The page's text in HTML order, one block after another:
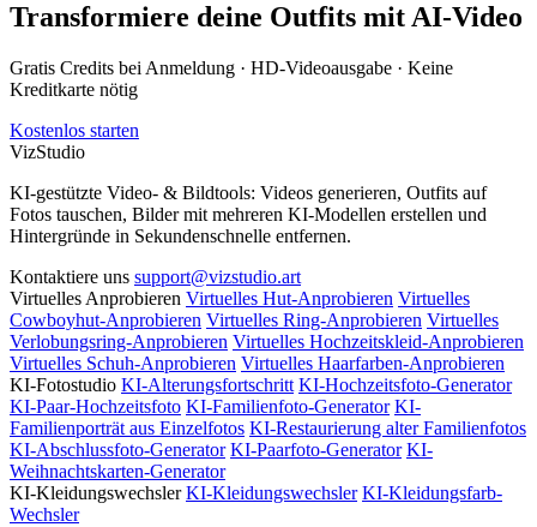
Transformiere deine Outfits mit AI-Video
Gratis Credits bei Anmeldung · HD-Videoausgabe · Keine
Kreditkarte nötig
Kostenlos starten
VizStudio
KI-gestützte Video- & Bildtools: Videos generieren, Outfits auf
Fotos tauschen, Bilder mit mehreren KI-Modellen erstellen und
Hintergründe in Sekundenschnelle entfernen.
Kontaktiere uns support@vizstudio.art
Virtuelles Anprobieren Virtuelles Hut-Anprobieren Virtuelles
Cowboyhut-Anprobieren Virtuelles Ring-Anprobieren Virtuelles
Verlobungsring-Anprobieren Virtuelles Hochzeitskleid-Anprobieren
Virtuelles Schuh-Anprobieren Virtuelles Haarfarben-Anprobieren
KI-Fotostudio KI-Alterungsfortschritt KI-Hochzeitsfoto-Generator
KI-Paar-Hochzeitsfoto KI-Familienfoto-Generator KI-
Familienporträt aus Einzelfotos KI-Restaurierung alter Familienfotos
KI-Abschlussfoto-Generator KI-Paarfoto-Generator KI-
Weihnachtskarten-Generator
KI-Kleidungswechsler KI-Kleidungswechsler KI-Kleidungsfarb-
Wechsler